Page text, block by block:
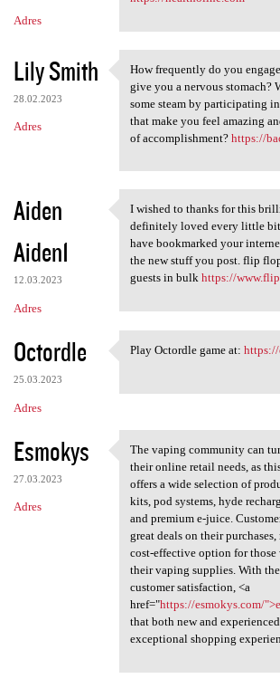
Adres
Lily Smith
28.02.2023
Adres
How frequently do you
How frequently do you
give you a nervous stomach?
some steam by participating
that make you feel amazing
of accomplishment? https://
Aiden
Aiden1
12.03.2023
Adres
I wished to thanks for
I wished to thanks for this
definitely loved every little
have bookmarked your
the new stuff you post. flip
guests in bulk https://
Octordle
25.03.2023
Adres
Play Octordle game at:
Play Octordle game at:
Esmokys
27.03.2023
Adres
The vaping community
The vaping community can
their online retail needs, as
offers a wide selection of
kits, pod systems, hyde
and premium e-juice.
great deals on their
cost-effective option for those
their vaping supplies. With
customer satisfaction, <a
href="https://esmokys.com/
that both new and
exceptional shopping